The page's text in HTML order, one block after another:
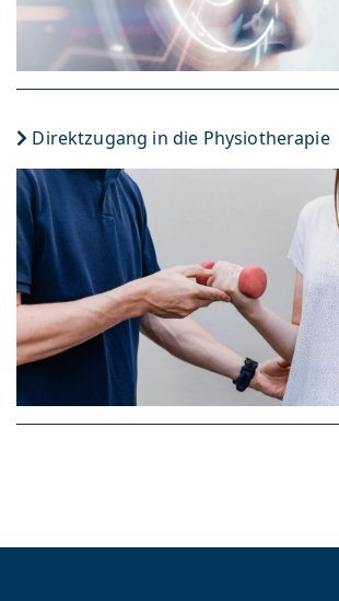
Direktzugang in die Physiotherapie